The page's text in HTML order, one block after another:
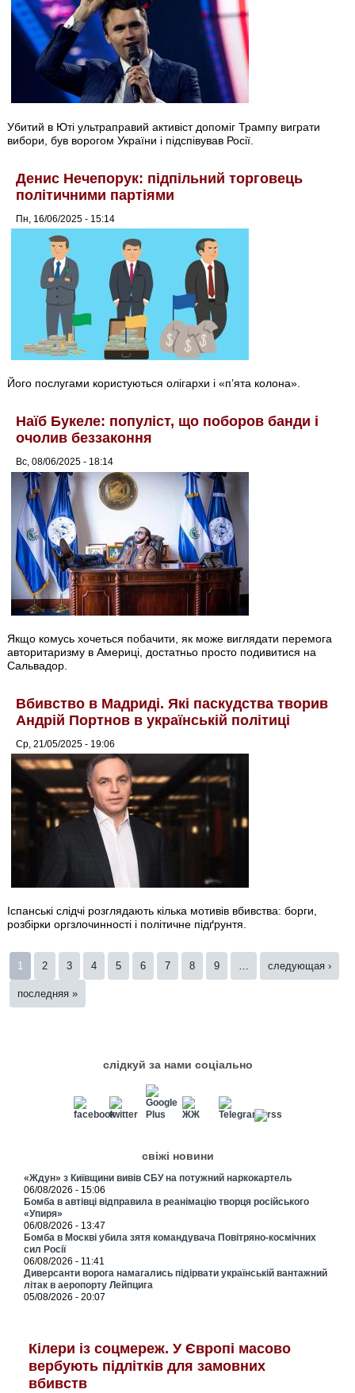
Убитий в Юті ультраправий активіст допоміг Трампу виграти
вибори, був ворогом України і підспівував Росії.
Денис Нечепорук: підпільний торговець
політичними партіями
Пн, 16/06/2025 - 15:14
Його послугами користуються олігархи і «п’ята колона».
Наїб Букеле: популіст, що поборов банди і
очолив беззаконня
Вс, 08/06/2025 - 18:14
Якщо комусь хочеться побачити, як може виглядати перемога
авторитаризму в Америці, достатньо просто подивитися на
Сальвадор.
Вбивство в Мадриді. Які паскудства творив
Андрій Портнов в українській політиці
Ср, 21/05/2025 - 19:06
Іспанські слідчі розглядають кілька мотивів вбивства: борги,
розбірки оргзлочинності і політичне підґрунтя.
Страницы
1 2 3 4 5 6 7 8 9 … следующая ›
последняя »
слідкуй за нами соціально
свіжі новини
«Ждун» з Київщини вивів СБУ на потужний наркокартель
06/08/2026 - 15:06
Бомба в автівці відправила в реанімацію творця російського
«Упиря»
06/08/2026 - 13:47
Бомба в Москві убила зятя командувача Повітряно-космічних
сил Росії
06/08/2026 - 11:41
Диверсанти ворога намагались підірвати українській вантажний
літак в аеропорту Лейпцига
05/08/2026 - 20:07
Кілери із соцмереж. У Європі масово
вербують підлітків для замовних
вбивств